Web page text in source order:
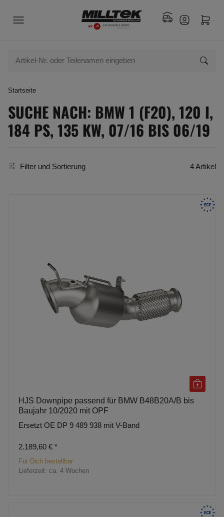
Startseite
SUCHE NACH: BMW 1 (F20), 120 I,
184 PS, 135 KW, 07/16 BIS 06/19
Filter und Sortierung 4 Artikel
HJS Downpipe passend für BMW B48B20A/B bis
Baujahr 10/2020 mit OPF
Ersetzt OE DP 9 489 938 mit V-Band
2.189,60 € *
Für Dich bestellbar
Lieferzeit: ca. 4 Wochen